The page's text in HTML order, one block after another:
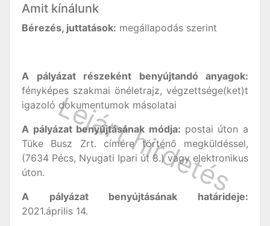
Amit kínálunk
Bérezés, juttatások: megállapodás szerint
A pályázat részeként benyújtandó anyagok:
fényképes szakmai önéletrajz, végzettsége(ket)t
igazoló dokumentumok másolatai
A pályázat benyújtásának módja: postai úton a
Tüke Busz Zrt. címére történő megküldéssel,
(7634 Pécs, Nyugati Ipari út 8.) vagy elektronikus
úton.
A pályázat benyújtásának határideje:
2021.április 14.